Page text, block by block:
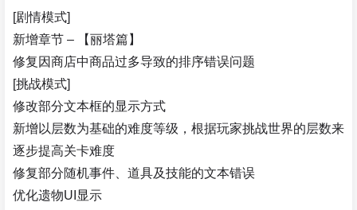
[剧情模式]
新增章节 – 【丽塔篇】
修复因商店中商品过多导致的排序错误问题
[挑战模式]
修改部分文本框的显示方式
新增以层数为基础的难度等级，根据玩家挑战世界的层数来
逐步提高关卡难度
修复部分随机事件、道具及技能的文本错误
优化遗物UI显示